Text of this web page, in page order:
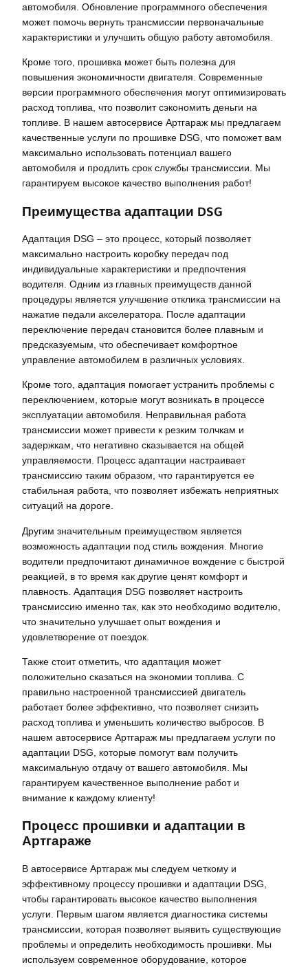
автомобиля. Обновление программного обеспечения
может помочь вернуть трансмиссии первоначальные
характеристики и улучшить общую работу автомобиля.
Кроме того, прошивка может быть полезна для
повышения экономичности двигателя. Современные
версии программного обеспечения могут оптимизировать
расход топлива, что позволит сэкономить деньги на
топливе. В нашем автосервисе Артгараж мы предлагаем
качественные услуги по прошивке DSG, что поможет вам
максимально использовать потенциал вашего
автомобиля и продлить срок службы трансмиссии. Мы
гарантируем высокое качество выполнения работ!
Преимущества адаптации DSG
Адаптация DSG – это процесс, который позволяет
максимально настроить коробку передач под
индивидуальные характеристики и предпочтения
водителя. Одним из главных преимуществ данной
процедуры является улучшение отклика трансмиссии на
нажатие педали акселератора. После адаптации
переключение передач становится более плавным и
предсказуемым, что обеспечивает комфортное
управление автомобилем в различных условиях.
Кроме того, адаптация помогает устранить проблемы с
переключением, которые могут возникать в процессе
эксплуатации автомобиля. Неправильная работа
трансмиссии может привести к резким толчкам и
задержкам, что негативно сказывается на общей
управляемости. Процесс адаптации настраивает
трансмиссию таким образом, что гарантируется ее
стабильная работа, что позволяет избежать неприятных
ситуаций на дороге.
Другим значительным преимуществом является
возможность адаптации под стиль вождения. Многие
водители предпочитают динамичное вождение с быстрой
реакцией, в то время как другие ценят комфорт и
плавность. Адаптация DSG позволяет настроить
трансмиссию именно так, как это необходимо водителю,
что значительно улучшает опыт вождения и
удовлетворение от поездок.
Также стоит отметить, что адаптация может
положительно сказаться на экономии топлива. С
правильно настроенной трансмиссией двигатель
работает более эффективно, что позволяет снизить
расход топлива и уменьшить количество выбросов. В
нашем автосервисе Артгараж мы предлагаем услуги по
адаптации DSG, которые помогут вам получить
максимальную отдачу от вашего автомобиля. Мы
гарантируем качественное выполнение работ и
внимание к каждому клиенту!
Процесс прошивки и адаптации в
Артгараже
В автосервисе Артгараж мы следуем четкому и
эффективному процессу прошивки и адаптации DSG,
чтобы гарантировать высокое качество выполнения
услуги. Первым шагом является диагностика системы
трансмиссии, которая позволяет выявить существующие
проблемы и определить необходимость прошивки. Мы
используем современное оборудование, которое